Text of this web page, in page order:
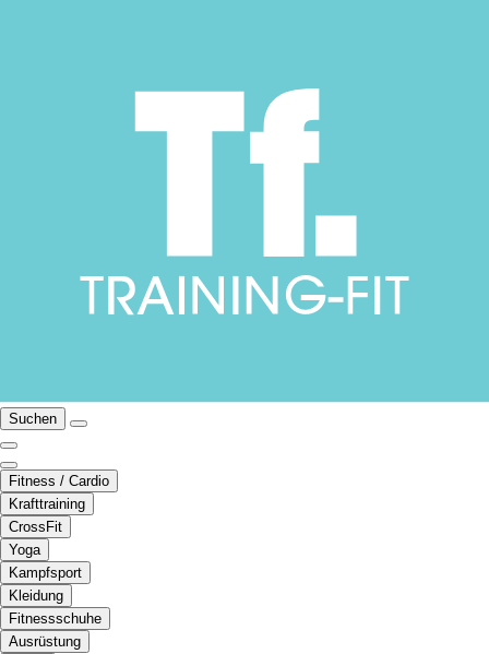
Suchen
Fitness / Cardio
Krafttraining
CrossFit
Yoga
Kampfsport
Kleidung
Fitnessschuhe
Ausrüstung